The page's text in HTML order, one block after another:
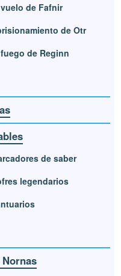
de Fafnir
de Otr
de Reginn
de saber
legendarios